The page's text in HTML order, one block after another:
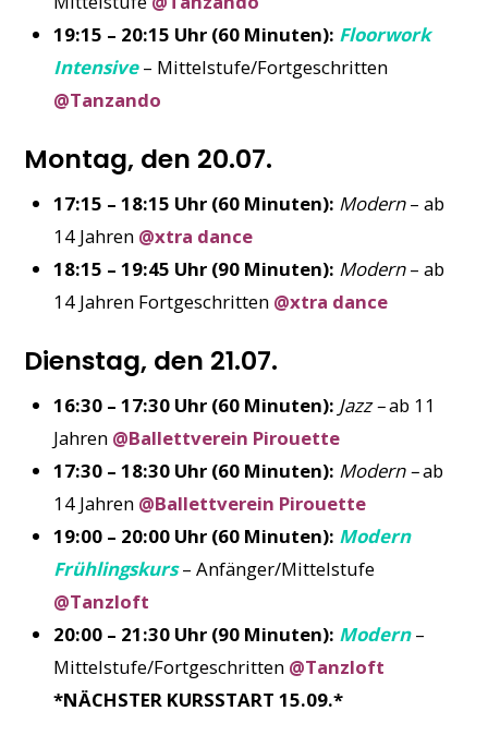
19:15 – 20:15 Uhr (60 Minuten): Floorwork
Intensive– Mittelstufe/Fortgeschritten
@Tanzando
Montag, den 20.07.
17:15 – 18:15 Uhr (60 Minuten): Modern– ab
14 Jahren @xtra dance
18:15 – 19:45 Uhr (90 Minuten): Modern– ab
14 Jahren Fortgeschritten @xtra dance
Dienstag, den 21.07.
16:30 – 17:30 Uhr (60 Minuten): Jazz –ab 11
Jahren @Ballettverein Pirouette
17:30 – 18:30 Uhr (60 Minuten): Modern –ab
14 Jahren @Ballettverein Pirouette
19:00 – 20:00 Uhr (60 Minuten): Modern
Frühlingskurs– Anfänger/Mittelstufe
@Tanzloft
20:00 – 21:30 Uhr (90 Minuten): Modern–
Mittelstufe/Fortgeschritten @Tanzloft
*NÄCHSTER KURSSTART 15.09.*